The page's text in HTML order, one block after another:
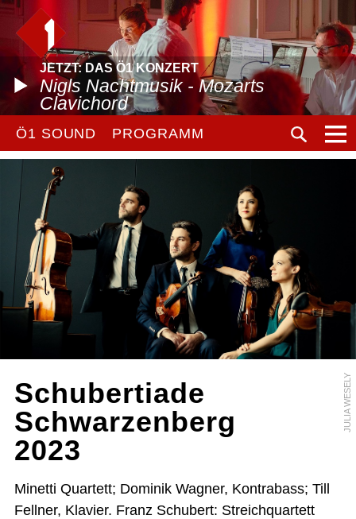
JETZT: DAS Ö1 KONZERT
Nigls Nachtmusik - Mozarts
Clavichord
Ö1 SOUND PROGRAMM
JULIA WESELY
Schubertiade
Schwarzenberg
2023
Minetti Quartett; Dominik Wagner, Kontrabass; Till
Fellner, Klavier. Franz Schubert: Streichquartett